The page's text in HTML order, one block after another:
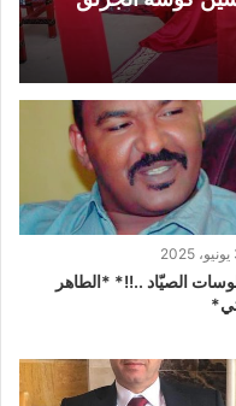
الصيّاد ..!!* *الطاهر